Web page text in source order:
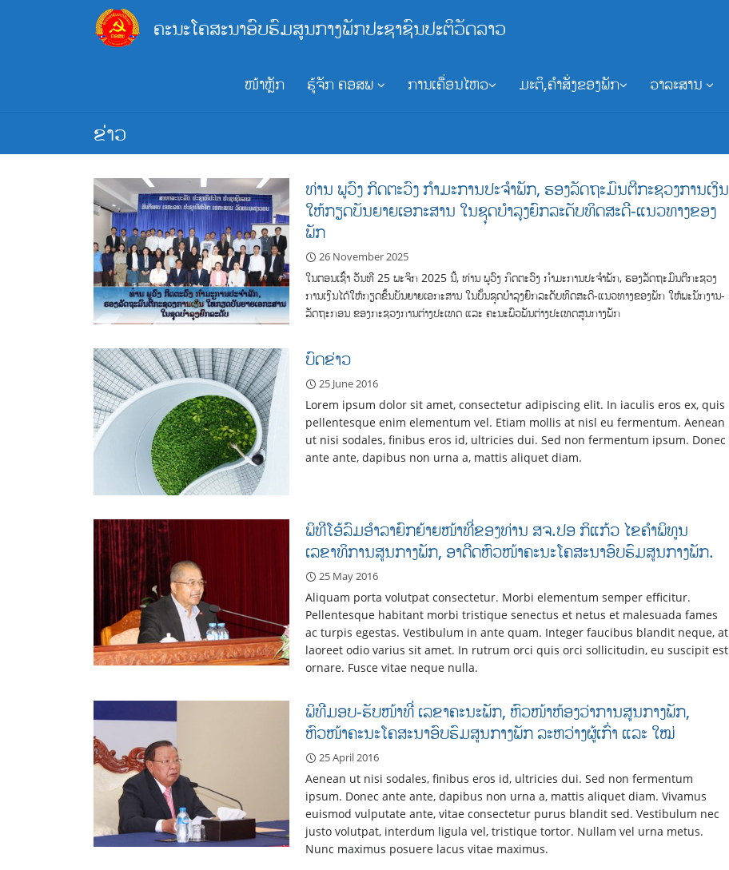
ຄະນະໂຄສະນາອົບຮົມສູນກາງພັກປະຊາຊົນປະຕິວັດລາວ
ໜ້າຫຼັກ ຮູ້ຈັກ ຄອສພ ການເຄື່ອນໄຫວ ມະຕິ,ຄຳສັ່ງຂອງພັກ ວາລະສານ
ຂ່າວ
ທ່ານ ພູວົງ ກິດຕະວົງ ກໍາມະການປະຈໍາພັກ, ຮອງລັດຖະມົນຕີກະຊວງການເງິນ
ໃຫ້ກຽດບັນຍາຍເອກະສານ ໃນຊຸດບໍາລຸງຍົກລະດັບທິດສະດີ-ແນວທາງຂອງ
ພັກ
26 November 2025
ໃນຕອນເຊົ້າ ວັນທີ 25 ພະຈິກ 2025 ນີ້, ທ່ານ ພູວົງ ກິດຕະວົງ ກໍາມະການປະຈໍາພັກ, ຮອງລັດຖະມົນຕີກະຊວງ
ການເງິນໄດ້ໃຫ້ກຽດຂຶ້ນບັນຍາຍເອກະສານ ໃນບັ້ນຊຸດບໍາລຸງຍົກລະດັບທິດສະດີ-ແນວທາງຂອງພັກ ໃຫ້ພະນັກງານ-
ລັດຖະກອນ ຂອງກະຊວງການຕ່າງປະເທດ ແລະ ຄະນະພົວພັນຕ່າງປະເທດສູນກາງພັກ
ບົດຂ່າວ
25 June 2016
Lorem ipsum dolor sit amet, consectetur adipiscing elit. In iaculis eros ex, quis
pellentesque enim elementum vel. Etiam mollis at nisl eu fermentum. Aenean
ut nisi sodales, finibus eros id, ultricies dui. Sed non fermentum ipsum. Donec
ante ante, dapibus non urna a, mattis aliquet diam.
ພິທີໂອ້ລົມອຳລາຍົກຍ້າຍໜ້າທີ່ຂອງທ່ານ ສຈ.ປອ ກິແກ້ວ ໄຂຄຳພິທູນ
ເລຂາທິການສູນກາງພັກ, ອາດີດຫົວໜ້າຄະນະໂຄສະນາອົບຮົມສູນກາງພັກ.
25 May 2016
Aliquam porta volutpat consectetur. Morbi elementum semper efficitur.
Pellentesque habitant morbi tristique senectus et netus et malesuada fames
ac turpis egestas. Vestibulum in ante quam. Integer faucibus blandit neque, at
laoreet odio varius sit amet. In rutrum orci quis orci sollicitudin, eu suscipit est
ornare. Fusce vitae neque nulla.
ພິທີມອບ-ຮັບໜ້າທີ່ ເລຂາຄະນະພັກ, ຫົວໜ້າຫ້ອງວ່າການສູນກາງພັກ,
ຫົວໜ້າຄະນະໂຄສະນາອົບຮົມສູນກາງພັກ ລະຫວ່າງຜູ້ເກົ່າ ແລະ ໃໝ່
25 April 2016
Aenean ut nisi sodales, finibus eros id, ultricies dui. Sed non fermentum
ipsum. Donec ante ante, dapibus non urna a, mattis aliquet diam. Vivamus
euismod vulputate ante, vitae consectetur purus blandit sed. Vestibulum nec
justo volutpat, interdum ligula vel, tristique tortor. Nullam vel urna metus.
Nunc maximus posuere lacus vitae maximus.